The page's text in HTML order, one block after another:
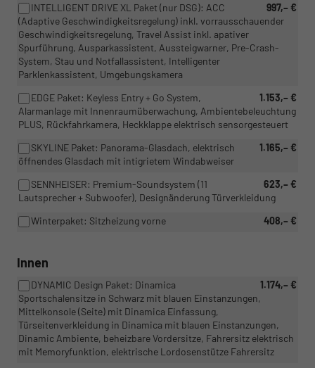
997,– €
INTELLIGENT DRIVE XL Paket (nur DSG): ACC
(Adaptive Geschwindigkeitsregelung) inkl. vorrausschauender
Geschwindigkeitsregelung, Travel Assist inkl. apativer
Spurführung, Ausparkassistent, Aussteigwarner, Pre-Crash-
System, Stau und Notfallassistent, Intelligenter
Parklenkassistent, Umgebungskamera
1.153,– €
EDGE Paket: Keyless Entry + Go System,
Alarmanlage mit Innenraumüberwachung, Ambientebeleuchtung
PLUS, Rückfahrkamera, Heckklappe elektrisch sensorgesteuert
1.165,– €
SKYLINE Paket: Panorama-Glasdach, elektrisch
öffnendes Glasdach mit intigrietem Windabweiser
623,– €
SENNHEISER: Premium-Soundsystem (11
Lautsprecher + Subwoofer), Designänderung Türverkleidung
408,– €
Winterpaket: Sitzheizung vorne
Innen
1.174,– €
DYNAMIC Design Paket: Dinamica
Sportschalensitze in Schwarz mit blauen Einstanzungen,
Mittelkonsole (Seite) mit Dinamica Einfassung,
Türseitenverkleidung in Dinamica mit blauen Einstanzungen,
Dinamic Ambiente, beheizbare Vordersitze, Fahrersitz elektrisch
mit Memoryfunktion, elektrische Lordosenstütze Fahrersitz